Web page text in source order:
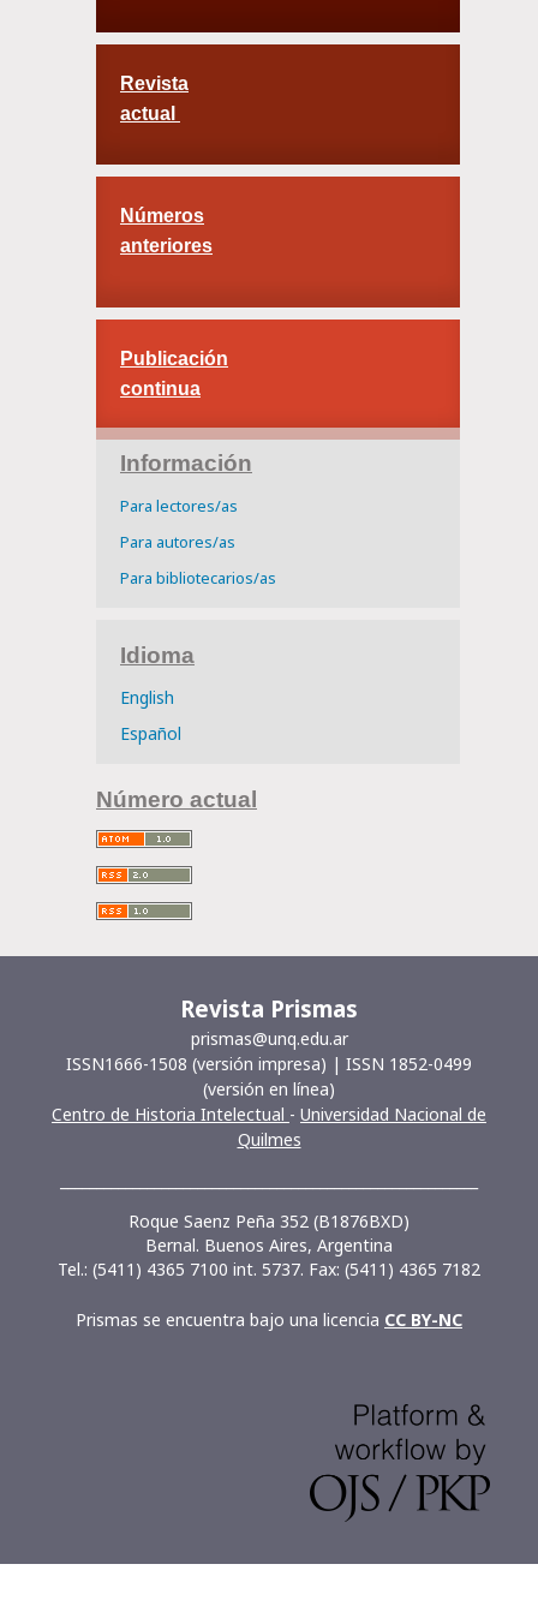
Revista
actual
Números
anteriores
Publicación
continua
Información
Para lectores/as
Para autores/as
Para bibliotecarios/as
Idioma
English
Español
Número actual
Revista Prismas
prismas@unq.edu.ar
ISSN1666-1508 (versión impresa) | ISSN 1852-0499
(versión en línea)
Centro de Historia Intelectual - Universidad Nacional de
Quilmes
Roque Saenz Peña 352 (B1876BXD)
Bernal. Buenos Aires, Argentina
Tel.: (5411) 4365 7100 int. 5737. Fax: (5411) 4365 7182
Prismas se encuentra bajo una licencia CC BY-NC